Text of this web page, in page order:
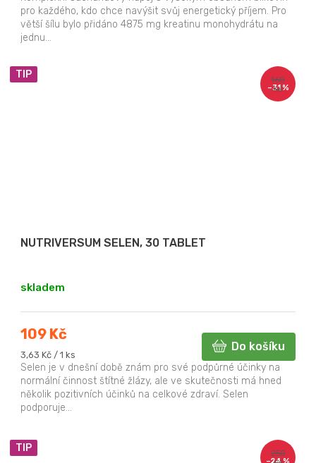
pro každého, kdo chce navýšit svůj energetický příjem. Pro
větší šílu bylo přidáno 4875 mg kreatinu monohydrátu na
jednu...
TIP
160
Kč
–31 %
NUTRIVERSUM SELEN, 30 TABLET
skladem
109 Kč
Měrná
cena:
3,63 Kč / 1 ks
Do košíku
Selen je v dnešní době znám pro své podpůrné účinky na
normální činnost štítné žlázy, ale ve skutečnosti má hned
několik pozitivních účinků na celkové zdraví. Selen
podporuje...
TIP
250
–24 %